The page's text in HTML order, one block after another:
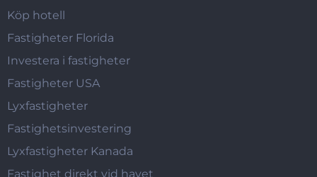
Köp hotell
Fastigheter Florida
Investera i fastigheter
Fastigheter USA
Lyxfastigheter
Fastighetsinvestering
Lyxfastigheter Kanada
Fastighet direkt vid havet